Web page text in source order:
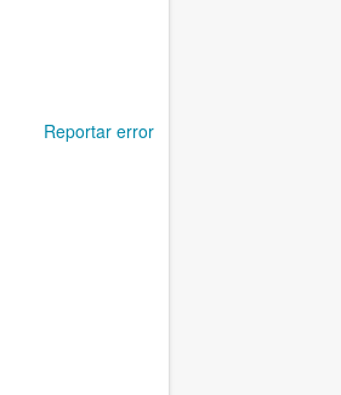
Reportar error